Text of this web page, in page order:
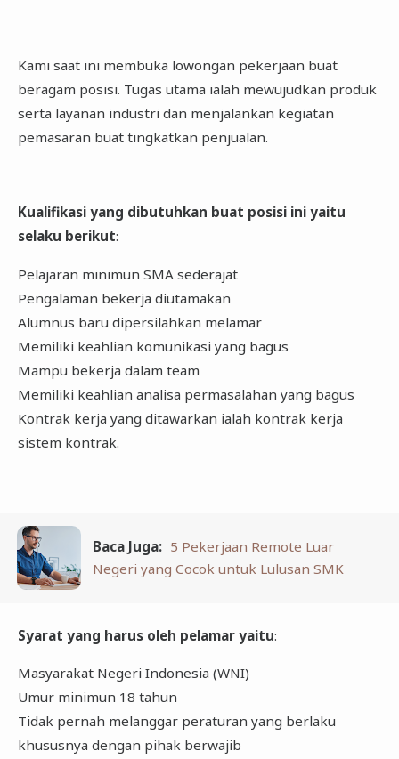
Kami saat ini membuka lowongan pekerjaan buat
beragam posisi. Tugas utama ialah mewujudkan produk
serta layanan industri dan menjalankan kegiatan
pemasaran buat tingkatkan penjualan.
Kualifikasi yang dibutuhkan buat posisi ini yaitu
selaku berikut:
Pelajaran minimun SMA sederajat
Pengalaman bekerja diutamakan
Alumnus baru dipersilahkan melamar
Memiliki keahlian komunikasi yang bagus
Mampu bekerja dalam team
Memiliki keahlian analisa permasalahan yang bagus
Kontrak kerja yang ditawarkan ialah kontrak kerja
sistem kontrak.
Baca Juga: 5 Pekerjaan Remote Luar
Negeri yang Cocok untuk Lulusan SMK
Syarat yang harus oleh pelamar yaitu:
Masyarakat Negeri Indonesia (WNI)
Umur minimun 18 tahun
Tidak pernah melanggar peraturan yang berlaku
khususnya dengan pihak berwajib